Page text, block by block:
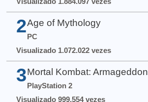
2 Age of Mythology
PC
Visualizado 1.072.022 vezes
3 Mortal Kombat: Armageddon
PlayStation 2
Visualizado 999.554 vezes